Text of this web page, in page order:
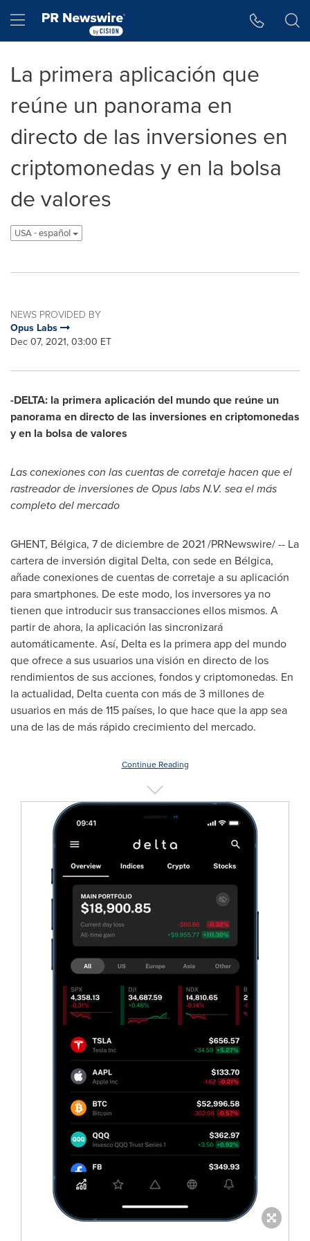
Hamburger menu
La primera aplicación que
reúne un panorama en
directo de las inversiones en
criptomonedas y en la bolsa
de valores
USA - español
NEWS PROVIDED BY
Opus Labs
Dec 07, 2021, 03:00 ET
-DELTA: la primera aplicación del mundo que reúne un
panorama en directo de las inversiones en criptomonedas
y en la bolsa de valores
Las conexiones con las cuentas de corretaje hacen que el
rastreador de inversiones de Opus labs N.V. sea el más
completo del mercado
GHENT, Bélgica, 7 de diciembre de 2021 /PRNewswire/ -- La
cartera de inversión digital Delta, con sede en Bélgica,
añade conexiones de cuentas de corretaje a su aplicación
para smartphones. De este modo, los inversores ya no
tienen que introducir sus transacciones ellos mismos. A
partir de ahora, la aplicación las sincronizará
automáticamente. Así, Deltaes la primera app del mundo
que ofrece a sus usuarios una visión en directo de los
rendimientos de sus acciones, fondos y criptomonedas. En
la actualidad, Deltacuenta con más de 3 millones de
usuarios en más de 115 países, lo que hace que la app sea
una de las de más rápido crecimiento del mercado.
Continue Reading